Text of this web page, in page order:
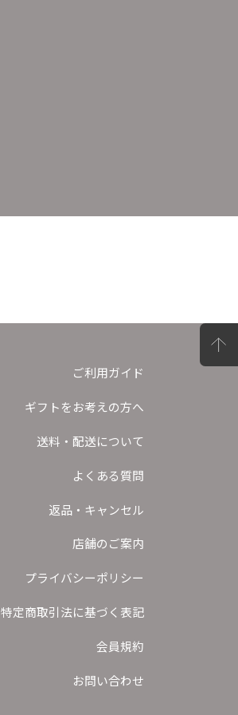
ご利用ガイド
ギフトをお考えの方へ
送料・配送について
よくある質問
返品・キャンセル
店舗のご案内
プライバシーポリシー
特定商取引法に基づく表記
会員規約
お問い合わせ